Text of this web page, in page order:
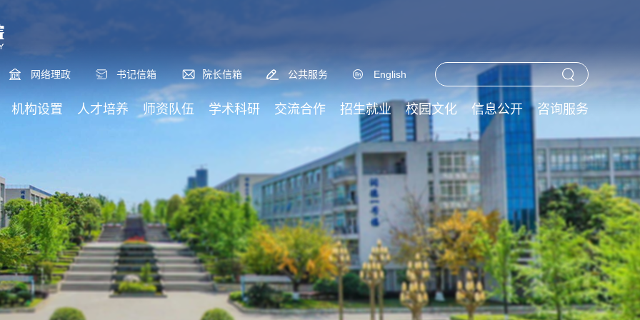
网络理政 书记信箱 院长信箱 公共服务 English
机构设置 人才培养 师资队伍 学术科研 交流合作 招生就业 校园文化 信息公开 咨询服务